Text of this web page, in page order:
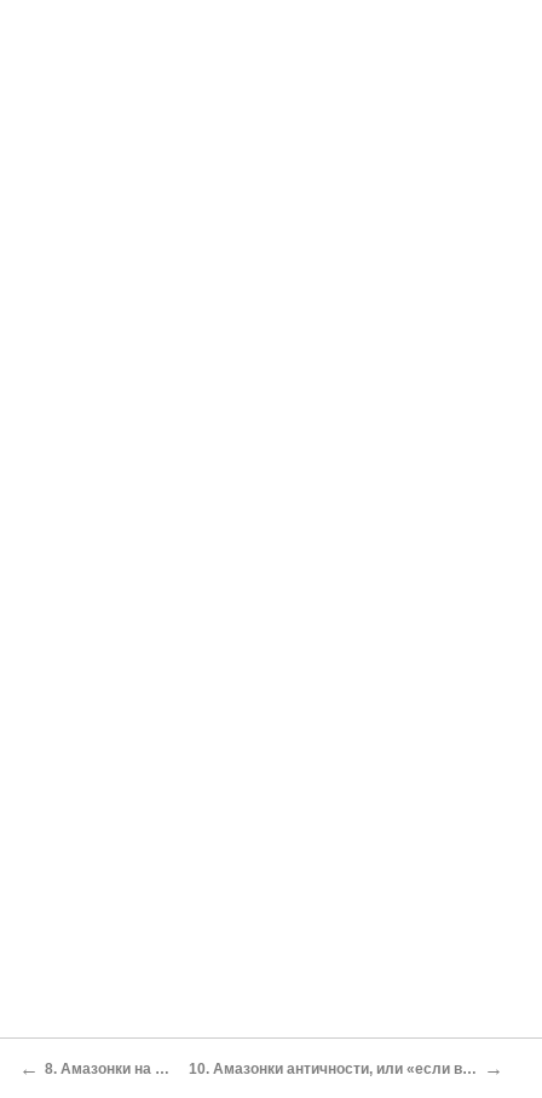
← 8. Амазонки на мониторе 10. Амазонки античности, или «если верить Геродоту» →